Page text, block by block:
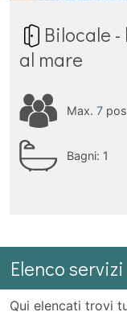
Bilocale
al mare
Max. 7
Bagni: 1
Elenco
Qui elencati trovi